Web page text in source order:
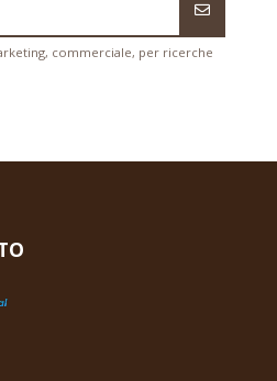
commerciale, per ricerche